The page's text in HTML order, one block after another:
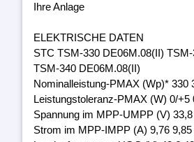
Ihre Anlage
ELEKTRISCHE DATEN
STC TSM-330 DE06M.08(II)
TSM-340 DE06M.08(II)
Nominalleistung-PMAX (Wp)* 330
Leistungstoleranz-PMAX (W) 0/+5
Spannung im MPP-UMPP (V)
Strom im MPP-IMPP (A) 9,76 9,85